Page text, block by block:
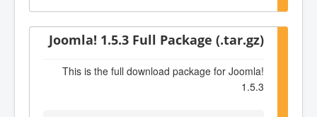
Joomla! 1.5.3 Full Package (.tar.gz)
This is the full download package for Joomla!
1.5.3